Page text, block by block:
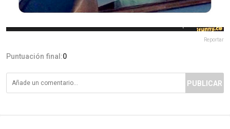
Reportar
Puntuación final:0
PUBLICAR